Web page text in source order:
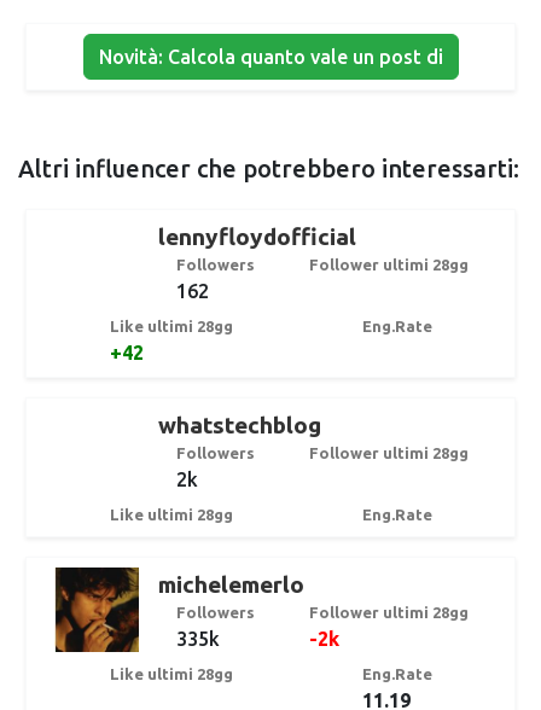
Novità: Calcola quanto vale un post di
Altri influencer che potrebbero interessarti:
lennyfloydofficial
Followers
162
Follower ultimi 28gg
Like ultimi 28gg
+42
Eng.Rate
whatstechblog
Followers
2k
Follower ultimi 28gg
Like ultimi 28gg Eng.Rate
michelemerlo
Followers
335k
Follower ultimi 28gg
-2k
Like ultimi 28gg Eng.Rate
11.19